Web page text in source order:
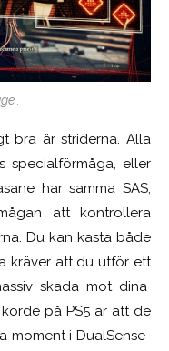
bra är striderna. Alla
specialförmåga, eller
har samma SAS,
att kontrollera
Du kan kasta både
kräver att du utför ett
skada mot dina
på PS5 är att de
moment i DualSense-